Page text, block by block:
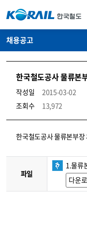
채용공고
한국철도공사 물류본
작성일
2015-03-02
조회수
13,972
코레일소개_경영공시_채용공고 상세보기 – 내용, 파일, 담당자 연락처로 구성
한국철도공사 물류본부
파일
1.물류
다운